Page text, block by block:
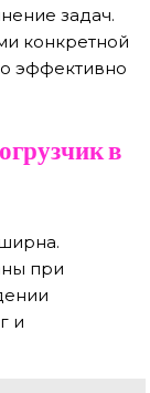
задач.
конкретной
эффективно
в
при
и